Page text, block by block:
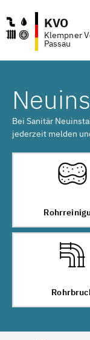
KVO
Klempner
Passau
Bei Sanitär
jederzeit melden